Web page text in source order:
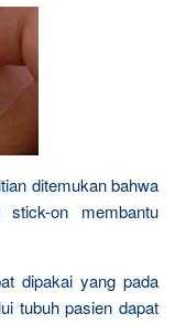
ditemukan bahwa
on membantu
dipakai yang pada
tubuh pasien dapat